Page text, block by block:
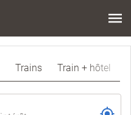
Trains Train + hôtel